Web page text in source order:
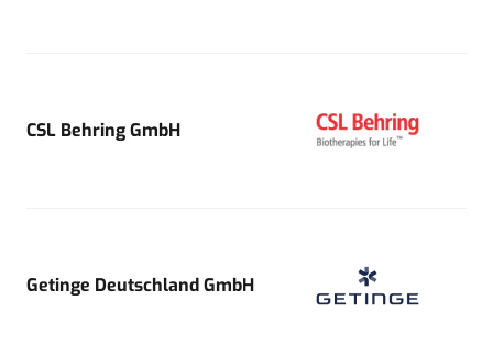
CSL Behring GmbH
Getinge Deutschland GmbH